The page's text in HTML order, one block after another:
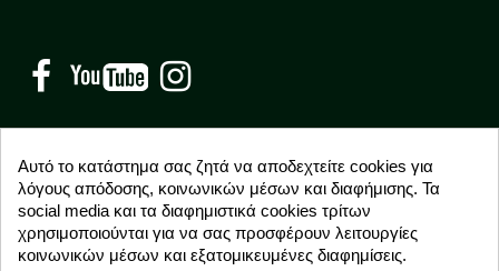
Facebook YouTube
NEWSLETTER
Εγγραφείτε δωρεάν και θα είστε οι πρώτοι που θα
λάβετε τα νέα μας γύρω από προσφορές, εκπτώσεις
Αυτό το κατάστημα σας ζητά να αποδεχτείτε cookies για
λόγους απόδοσης, κοινωνικών μέσων και διαφήμισης. Τα
social media και τα διαφημιστικά cookies τρίτων
χρησιμοποιούνται για να σας προσφέρουν λειτουργίες
κοινωνικών μέσων και εξατομικευμένες διαφημίσεις.